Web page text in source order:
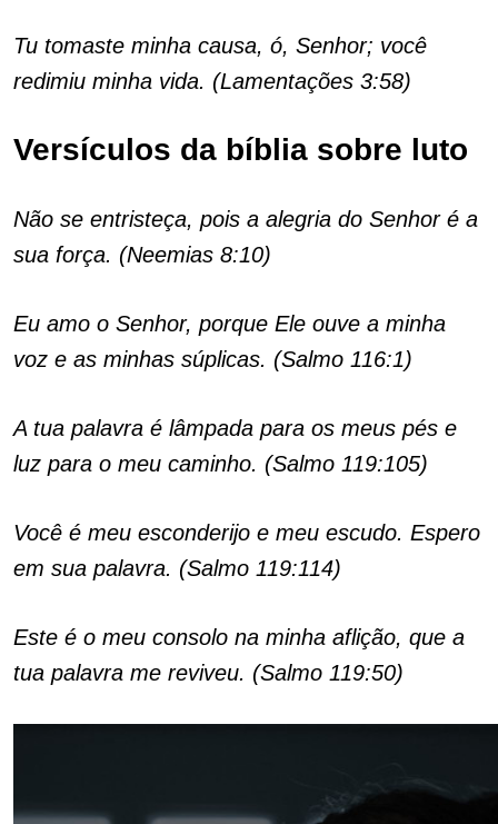
Tu tomaste minha causa, ó, Senhor; você
redimiu minha vida. (Lamentações 3:58)
Versículos da bíblia sobre luto
Não se entristeça, pois a alegria do Senhor é a
sua força. (Neemias 8:10)
Eu amo o Senhor, porque Ele ouve a minha
voz e as minhas súplicas. (Salmo 116:1)
A tua palavra é lâmpada para os meus pés e
luz para o meu caminho. (Salmo 119:105)
Você é meu esconderijo e meu escudo. Espero
em sua palavra. (Salmo 119:114)
Este é o meu consolo na minha aflição, que a
tua palavra me reviveu. (Salmo 119:50)